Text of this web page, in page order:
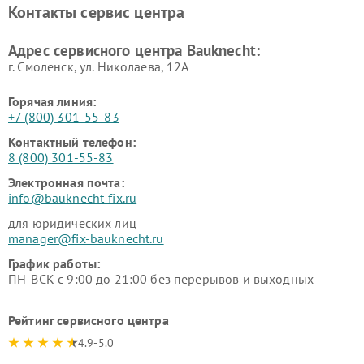
Контакты сервис центра
Адрес сервисного центра Bauknecht:
г. Смоленск, ул. Николаева, 12А
Горячая линия:
+7 (800) 301-55-83
Контактный телефон:
8 (800) 301-55-83
Электронная почта:
info@bauknecht-fix.ru
для юридических лиц
manager@fix-bauknecht.ru
График работы:
ПН-ВСК с 9:00 до 21:00 без перерывов и выходных
Рейтинг сервисного центра
4.9-5.0